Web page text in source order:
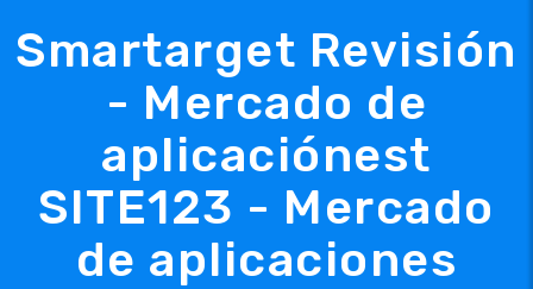
Smartarget Revisión
- Mercado de
aplicaciónest
SITE123 - Mercado
de aplicaciones